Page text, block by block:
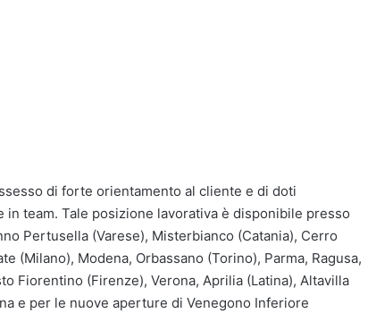
di forte orientamento al cliente e di doti
in team. Tale posizione lavorativa è disponibile presso
Pertusella (Varese), Misterbianco (Catania), Cerro
(Milano), Modena, Orbassano (Torino), Parma, Ragusa,
Fiorentino (Firenze), Verona, Aprilia (Latina), Altavilla
e per le nuove aperture di Venegono Inferiore